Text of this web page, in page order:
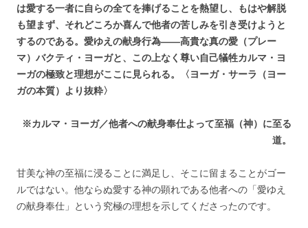
は愛する一者に自らの全てを捧げることを熱望し、もはや解脱
も望まず、それどころか喜んで他者の苦しみを引き受けようと
するのである。愛ゆえの献身行為――高貴な真の愛（プレー
マ）バクティ・ヨーガと、この上なく尊い自己犠牲カルマ・ヨ
ーガの極致と理想がここに見られる。〈ヨーガ・サーラ（ヨー
ガの本質）より抜粋〉
※カルマ・ヨーガ／他者への献身奉仕よって至福（神）に至る
道。
甘美な神の至福に浸ることに満足し、そこに留まることがゴー
ルではない。他ならぬ愛する神の顕れである他者への「愛ゆえ
の献身奉仕」という究極の理想を示してくださったのです。